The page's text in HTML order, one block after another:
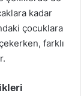
kadar
çocuklara
farklı